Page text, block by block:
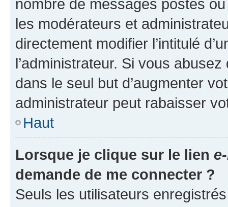
nombre de messages postés
les modérateurs et
directement modifier l’intitulé
l’administrateur. Si vous
dans le seul but d’augmenter
administrateur peut rabaisser
Haut
Lorsque je clique sur le lien
demande de me connecter ?
Seuls les utilisateurs